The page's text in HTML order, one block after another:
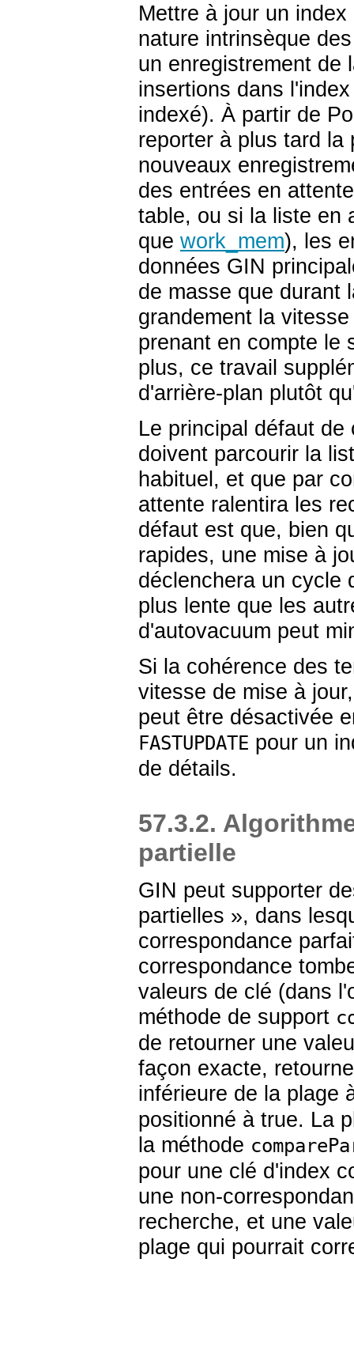
Mettre à jour un index
nature intrinsèque
un enregistrement de
insertions dans
indexé). À partir de
reporter à plus tard la
nouveaux
des entrées en
table, ou si la liste en
que work_mem), les
données GIN
de masse que durant
grandement la
prenant en compte le
plus, ce travail
d'arrière-plan plutôt
Le principal défaut
doivent parcourir la
habituel, et que par
attente ralentira les
défaut est que, bien
rapides, une mise à
déclenchera un cycle
plus lente que les
d'autovacuum peut
Si la cohérence des
vitesse de mise à
peut être désactivée
FASTUPDATE pour un
de détails.
57.3.2.
partielle
GIN peut supporter
partielles », dans
correspondance
correspondance
valeurs de clé (dans
méthode de support
de retourner une
façon exacte,
inférieure de la plage
positionné à true. La
la méthode
pour une clé d'index
une non-
recherche, et une
plage qui pourrait